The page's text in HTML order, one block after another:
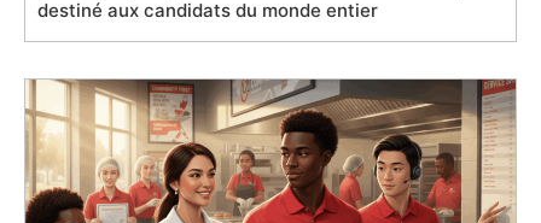
destiné aux candidats du monde entier